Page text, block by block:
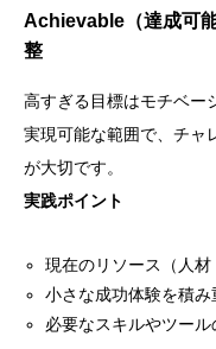
Achievable（達成可
整
高すぎる目標はモチベー
実現可能な範囲で、チャ
が大切です。
実践ポイント
現在のリソース（人
小さな成功体験を積
必要なスキルやツー